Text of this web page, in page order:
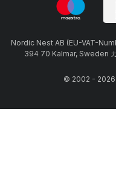
Nordic Nest AB (EU-VAT-
394 70 Kalmar, Sweden
© 2002 -